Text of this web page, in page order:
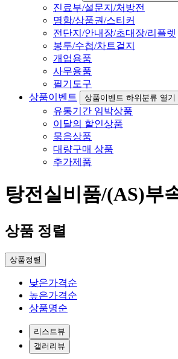
진료부/설문지/처방전
명함/상품권/스티커
전단지/안내장/초대장/리플렛
봉투/수첩/차트겉지
개업용품
사무용품
필기도구
상품이벤트
상품이벤트 하위분류 열기
유통기간 임박상품
이달의 할인상품
묶음상품
대량구매 상품
추가제품
탕전실비품/(AS)부
상품 정렬
상품정렬
낮은가격순
높은가격순
상품명순
리스트뷰
갤러리뷰